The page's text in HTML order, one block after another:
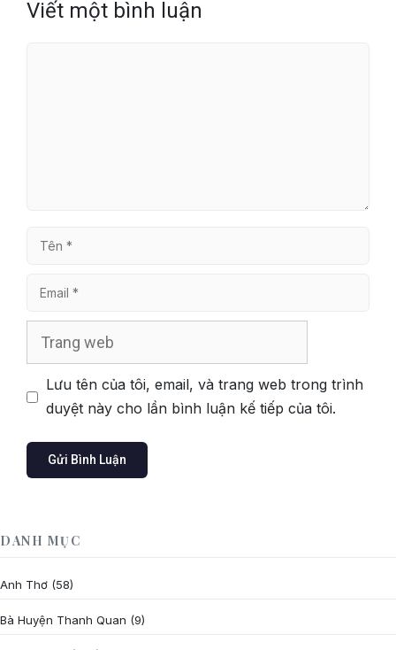
Viết một bình luận
Tên
Email
Lưu tên của tôi, email, và trang web trong trình
duyệt này cho lần bình luận kế tiếp của tôi.
DANH MỤC
Anh Thơ (58)
Bà Huyện Thanh Quan (9)